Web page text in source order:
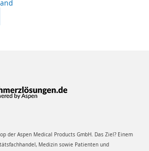
der Aspen Medical Products GmbH. Das Ziel? Einem
Medizin sowie Patienten und